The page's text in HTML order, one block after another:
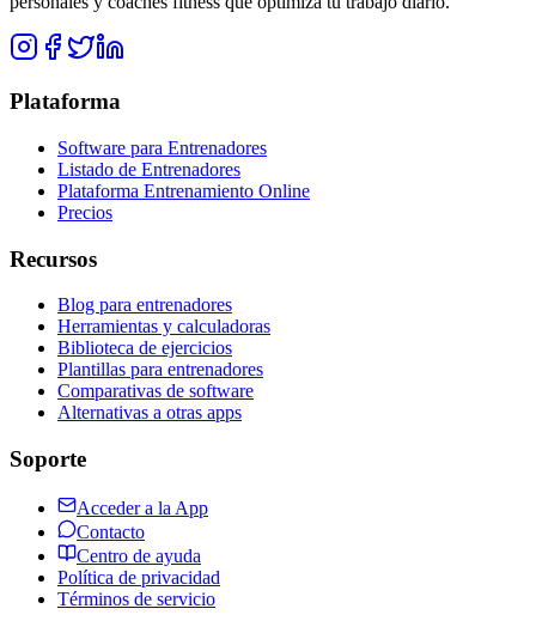
Plataforma
Software para Entrenadores
Listado de Entrenadores
Plataforma Entrenamiento Online
Precios
Recursos
Blog para entrenadores
Herramientas y calculadoras
Biblioteca de ejercicios
Plantillas para entrenadores
Comparativas de software
Alternativas a otras apps
Soporte
Acceder a la App
Contacto
Centro de ayuda
Política de privacidad
Términos de servicio